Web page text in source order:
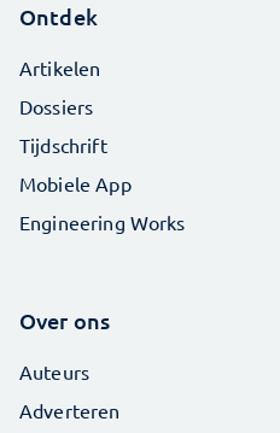
Ontdek
Artikelen
Dossiers
Tijdschrift
Mobiele App
Engineering Works
Over ons
Auteurs
Adverteren